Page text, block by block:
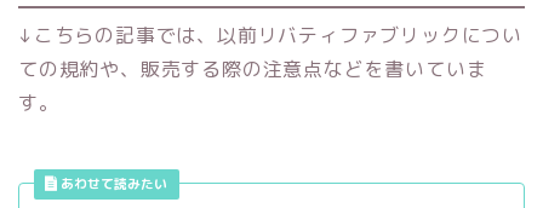
↓こちらの記事では、以前リバティファブリックについ
ての規約や、販売する際の注意点などを書いていま
す。